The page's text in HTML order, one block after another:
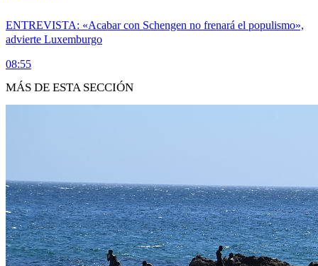
ENTREVISTA: «Acabar con Schengen no frenará el populismo»,
advierte Luxemburgo
08:55
MÁS DE ESTA SECCIÓN